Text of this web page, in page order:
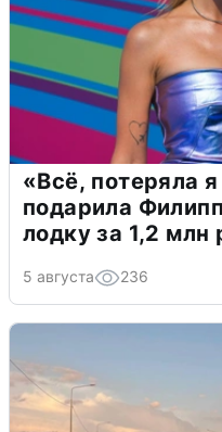
«Всё, потеряла
подарила
лодку за 1,2 млн
5 августа 236